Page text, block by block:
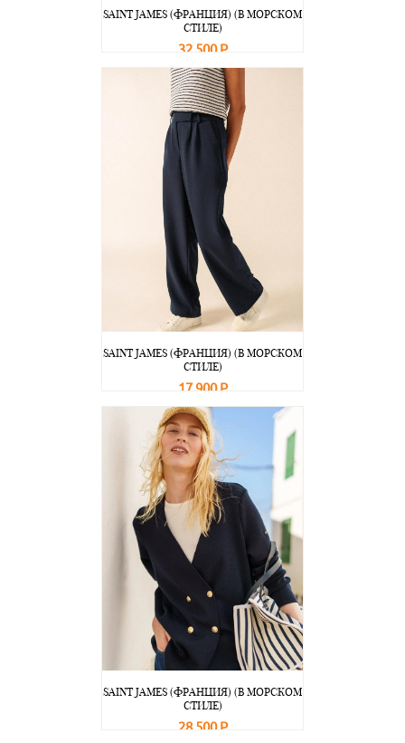
SAINT JAMES (ФРАНЦИЯ) (В МОРСКОМ
СТИЛЕ)
32 500 Р
В корзину Подробнее
SAINT JAMES (ФРАНЦИЯ) (В МОРСКОМ
СТИЛЕ)
17 900 Р
В корзину Подробнее
SAINT JAMES (ФРАНЦИЯ) (В МОРСКОМ
СТИЛЕ)
28 500 Р